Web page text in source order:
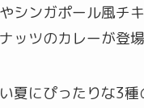
シンガポール風チ
ッツのカレーが登場
夏にぴったりな3